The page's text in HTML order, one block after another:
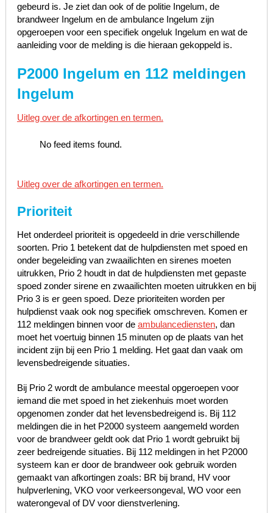
gebeurd is. Je ziet dan ook of de politie Ingelum, de
brandweer Ingelum en de ambulance Ingelum zijn
opgeroepen voor een specifiek ongeluk Ingelum en wat de
aanleiding voor de melding is die hieraan gekoppeld is.
P2000 Ingelum en 112 meldingen
Ingelum
Uitleg over de afkortingen en termen.
No feed items found.
Uitleg over de afkortingen en termen.
Prioriteit
Het onderdeel prioriteit is opgedeeld in drie verschillende
soorten. Prio 1 betekent dat de hulpdiensten met spoed en
onder begeleiding van zwaailichten en sirenes moeten
uitrukken, Prio 2 houdt in dat de hulpdiensten met gepaste
spoed zonder sirene en zwaailichten moeten uitrukken en bij
Prio 3 is er geen spoed. Deze prioriteiten worden per
hulpdienst vaak ook nog specifiek omschreven. Komen er
112 meldingen binnen voor de ambulancediensten, dan
moet het voertuig binnen 15 minuten op de plaats van het
incident zijn bij een Prio 1 melding. Het gaat dan vaak om
levensbedreigende situaties.
Bij Prio 2 wordt de ambulance meestal opgeroepen voor
iemand die met spoed in het ziekenhuis moet worden
opgenomen zonder dat het levensbedreigend is. Bij 112
meldingen die in het P2000 systeem aangemeld worden
voor de brandweer geldt ook dat Prio 1 wordt gebruikt bij
zeer bedreigende situaties. Bij 112 meldingen in het P2000
systeem kan er door de brandweer ook gebruik worden
gemaakt van afkortingen zoals: BR bij brand, HV voor
hulpverlening, VKO voor verkeersongeval, WO voor een
waterongeval of DV voor dienstverlening.